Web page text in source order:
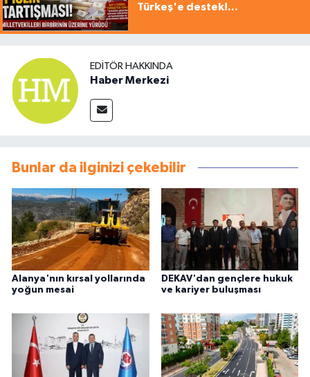
Türkeş'e destek!...
EDITÖR HAKKINDA
Haber Merkezi
Bunlar da ilginizi çekebilir
Alanya'nın kırsal yollarında
yoğun mesai
DEKAV'dan gençlere hukuk
ve kariyer buluşması